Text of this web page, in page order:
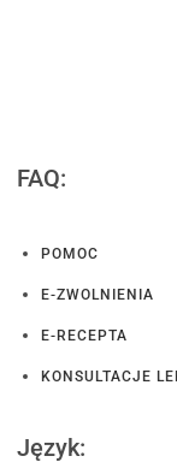
FAQ:
POMOC
E-ZWOLNIENIA
E-RECEPTA
KONSULTACJE
Język: